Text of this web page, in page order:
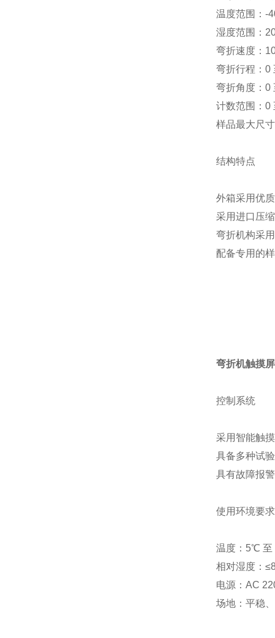
温度范围：-
湿度范围：
弯折速度：
弯折行程：0
弯折角度：0
计数范围：0
样品最大尺
结构特点
外箱采用优
采用进口压
弯折机构采
配备专用的
弯折机触摸
控制系统
采用智能触
具备多种试
具有故障报
使用环境要求
温度：5℃
相对湿度：
电源：AC
场地：平稳